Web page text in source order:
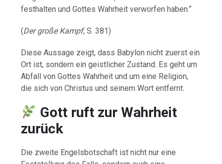
festhalten und Gottes Wahrheit verworfen haben.“
(Der große Kampf, S. 381)
Diese Aussage zeigt, dass Babylon nicht zuerst ein
Ort ist, sondern ein geistlicher Zustand. Es geht um
Abfall von Gottes Wahrheit und um eine Religion,
die sich von Christus und seinem Wort entfernt.
Gott ruft zur Wahrheit
zurück
Die zweite Engelsbotschaft ist nicht nur eine